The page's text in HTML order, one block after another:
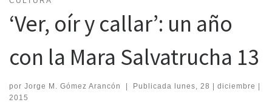
‘Ver, oír y callar’: un año
con la Mara Salvatrucha 13
por Jorge M. Gómez Arancón | Publicada lunes, 28 | diciembre |
2015